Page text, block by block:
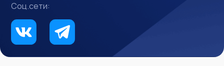
Соц.сети: